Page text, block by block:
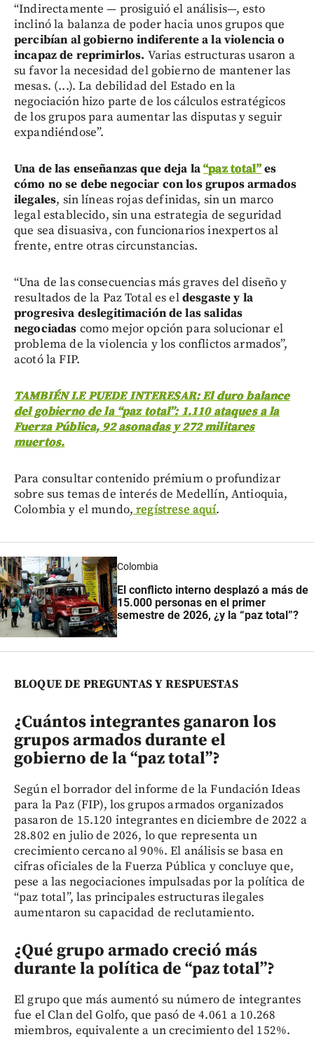
“Indirectamente — prosiguió el análisis—, esto
inclinó la balanza de poder hacia unos grupos que
percibían al gobierno indiferente a la violencia o
incapaz de reprimirlos. Varias estructuras usaron a
su favor la necesidad del gobierno de mantener las
mesas. (...). La debilidad del Estado en la
negociación hizo parte de los cálculos estratégicos
de los grupos para aumentar las disputas y seguir
expandiéndose”.
Una de las enseñanzas que deja la“paz total”es
cómo no se debe negociar con los grupos armados
ilegales, sin líneas rojas definidas, sin un marco
legal establecido, sin una estrategia de seguridad
que sea disuasiva, con funcionarios inexpertos al
frente, entre otras circunstancias.
“Una de las consecuencias más graves del diseño y
resultados de la Paz Total es eldesgaste y la
progresiva deslegitimación de las salidas
negociadas como mejor opción para solucionar el
problema de la violencia y los conflictos armados”,
acotó la FIP.
TAMBIÉN LE PUEDE INTERESAR: El duro balance
del gobierno de la “paz total”: 1.110 ataques a la
Fuerza Pública, 92 asonadas y 272 militares
muertos.
Para consultar contenido prémium o profundizar
sobre sus temas de interés de Medellín, Antioquia,
Colombia y el mundo, regístrese aquí.
Colombia
El conflicto interno desplazó a más de
15.000 personas en el primer
semestre de 2026, ¿y la “paz total”?
BLOQUE DE PREGUNTAS Y RESPUESTAS
¿Cuántos integrantes ganaron los
grupos armados durante el
gobierno de la “paz total”?
Según el borrador del informe de la Fundación Ideas
para la Paz (FIP), los grupos armados organizados
pasaron de 15.120 integrantes en diciembre de 2022 a
28.802 en julio de 2026, lo que representa un
crecimiento cercano al 90%. El análisis se basa en
cifras oficiales de la Fuerza Pública y concluye que,
pese a las negociaciones impulsadas por la política de
“paz total”, las principales estructuras ilegales
aumentaron su capacidad de reclutamiento.
¿Qué grupo armado creció más
durante la política de “paz total”?
El grupo que más aumentó su número de integrantes
fue el Clan del Golfo, que pasó de 4.061 a 10.268
miembros, equivalente a un crecimiento del 152%.